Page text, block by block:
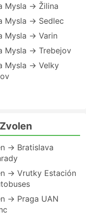
Mysla → Žilina
Mysla → Sedlec
Mysla → Varin
Mysla → Trebejov
Mysla → Velky
→ Bratislava
→ Vrutky Estación
→ Praga UAN